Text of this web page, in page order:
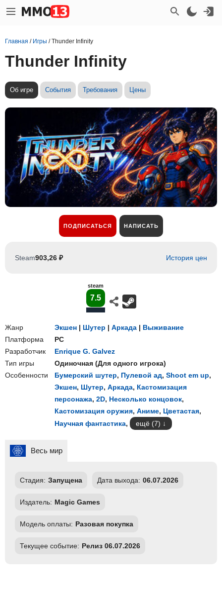
Главная / Игры /Thunder Infinity
Thunder Infinity
Об игре События Требования Цены
ПОДПИСАТЬСЯ НАПИСАТЬ
Steam903,26 ₽ История цен
steam
7.5
Жанр Экшен | Шутер | Аркада | Выживание
Платформа
PC
Разработчик
Enrique G. Galvez
Тип игры
Одиночная (Для одного игрока)
Особенности
Бумерский шутер, Пулевой ад, Shoot em up,
Экшен, Шутер, Аркада, Кастомизация
персонажа, 2D, Несколько концовок,
Кастомизация оружия, Аниме, Цветастая,
Научная фантастика, ещё (7)
Весь мир
Стадия: Запущена Дата выхода: 06.07.2026
Издатель: Magic Games
Модель оплаты: Разовая покупка
Текущее событие: Релиз 06.07.2026